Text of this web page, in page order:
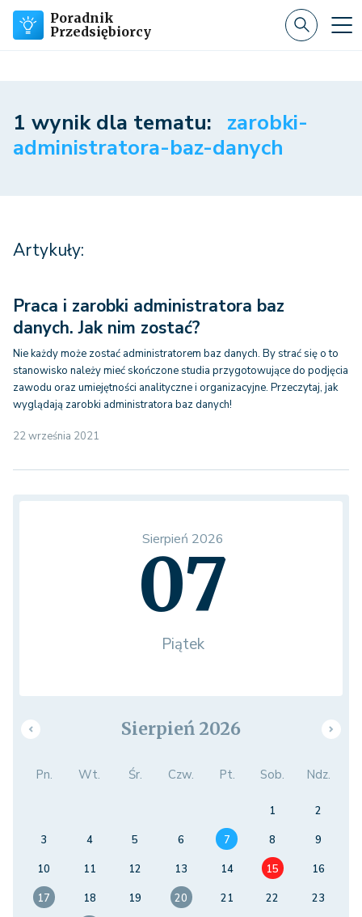
Poradnik
Przedsiębiorcy
1 wynik dla tematu: zarobki-
administratora-baz-danych
Artykuły:
Praca i zarobki administratora baz
danych. Jak nim zostać?
Nie każdy może zostać administratorem baz danych. By strać się o to
stanowisko należy mieć skończone studia przygotowujące do podjęcia
zawodu oraz umiejętności analityczne i organizacyjne. Przeczytaj, jak
wyglądają zarobki administratora baz danych!
22 września 2021
Sierpień 2026
07
Piątek
Sierpień 2026
Pn. Wt. Śr. Czw. Pt. Sob. Ndz.
1
2
3
4 5 6 7 8
9
10
11 12 13 14 15
16
17
18 19 20 21 22
23